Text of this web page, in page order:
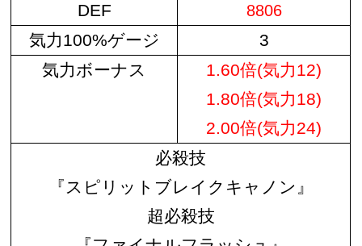
DEF
8806
気力100%ゲージ
3
気力ボーナス
1.60倍(気力12)
1.80倍(気力18)
2.00倍(気力24)
必殺技
『スピリットブレイクキャノン』
超必殺技